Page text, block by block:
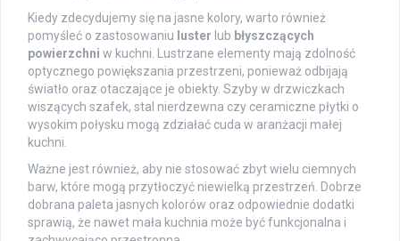
Kiedy zdecydujemy się na jasne kolory, warto również
pomyśleć o zastosowaniu luster lub błyszczących
powierzchni w kuchni. Lustrzane elementy mają zdolność
optycznego powiększania przestrzeni, ponieważ odbijają
światło oraz otaczające je obiekty. Szyby w drzwiczkach
wiszących szafek, stal nierdzewna czy ceramiczne płytki o
wysokim połysku mogą zdziałać cuda w aranżacji małej
kuchni.
Ważne jest również, aby nie stosować zbyt wielu ciemnych
barw, które mogą przytłoczyć niewielką przestrzeń. Dobrze
dobrana paleta jasnych kolorów oraz odpowiednie dodatki
sprawią, że nawet mała kuchnia może być funkcjonalna i